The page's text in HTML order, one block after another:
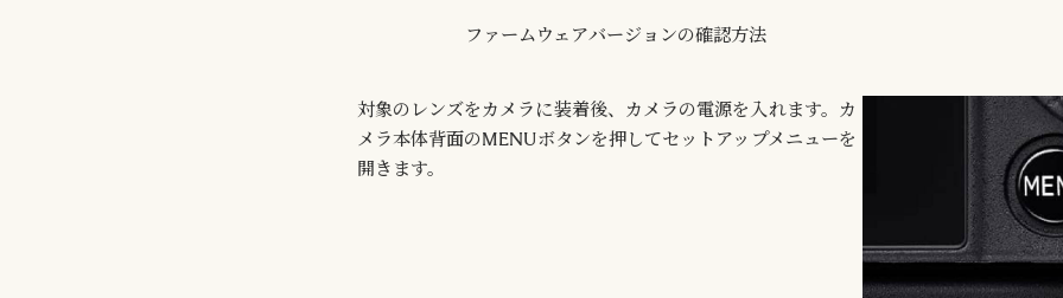
ファームウェアバージョンの確認方法
対象のレンズをカメラに装着後、カメラの電源を入れます。カ
メラ本体背面のMENUボタンを押してセットアップメニューを
開きます。